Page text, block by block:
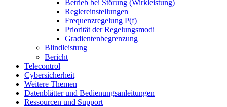
Betrieb bei Störung (Wirkleistung)
Reglereinstellungen
Frequenzregelung P(f)
Priorität der Regelungsmodi
Gradientenbegrenzung
Blindleistung
Bericht
Telecontrol
Cybersicherheit
Weitere Themen
Datenblätter und Bedienungsanleitungen
Ressourcen und Support